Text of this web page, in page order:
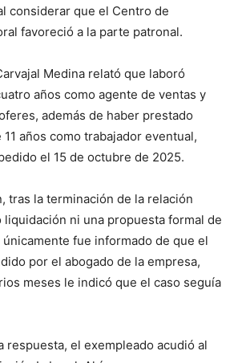
considerar que el Centro de
favoreció a la parte patronal.
Medina relató que laboró
años como agente de ventas y
además de haber prestado
años como trabajador eventual,
el 15 de octubre de 2025.
tras la terminación de la relación
liquidación ni una propuesta formal de
fue informado de que el
por el abogado de la empresa,
meses le indicó que el caso seguía
respuesta, el exempleado acudió al